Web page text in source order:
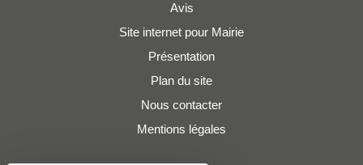
Avis
Site internet pour Mairie
Présentation
Plan du site
Nous contacter
Mentions légales